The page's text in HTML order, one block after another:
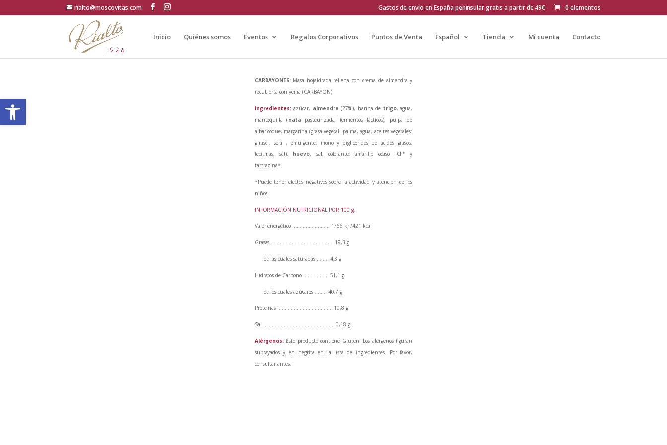
Abrir barra de herramientas
rialto@moscovitas.com Gastos de envío en España peninsular gratis a partir de 49€ 0 elementos
Inicio Quiénes somos Eventos Regalos Corporativos Puntos de Venta Español Tienda Mi cuenta Contacto
CARBAYONES: Masa hojaldrada rellena con crema de almendra y
recubierta con yema (CARBAYON)
Ingredientes:azúcar, almendra (27%), harina de trigo, agua,
mantequilla ( nata pasteurizada, fermentos lácticos), pulpa de
albaricoque, margarina (grasa vegetal: palma, agua, aceites vegetales:
girasol, soja , emulgente: mono y diglicéridos de ácidos grasos,
lecitinas, sal), huevo, sal, colorante: amarillo ocaso FCF* y
tartrazina*.
*Puede tener efectos negativos sobre la actividad y atención de los
niños.
INFORMACIÓN NUTRICIONAL POR 100 g.
Valor energético ……………………. 1766 kj /421 kcal
Grasas …………………………………… 19,3 g
de las cuales saturadas …….. 4,3 g
Hidratos de Carbono …………….. 51,1 g
de los cuales azúcares …….. 40,7 g
Proteínas ………………………………. 10,8 g
Sal ………………………………………… 0,18 g
Alérgenos: Este producto contiene Gluten. Los alérgenos figuran
subrayados y en negrita en la lista de ingredientes. Por favor,
consultar antes.